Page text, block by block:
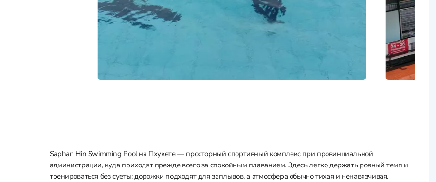
Saphan Hin Swimming Pool на Пхукете — просторный спортивный комплекс при провинциальной
администрации, куда приходят прежде всего за спокойным плаванием. Здесь легко держать ровный темп и
тренироваться без суеты: дорожки подходят для заплывов, а атмосфера обычно тихая и ненавязчивая.